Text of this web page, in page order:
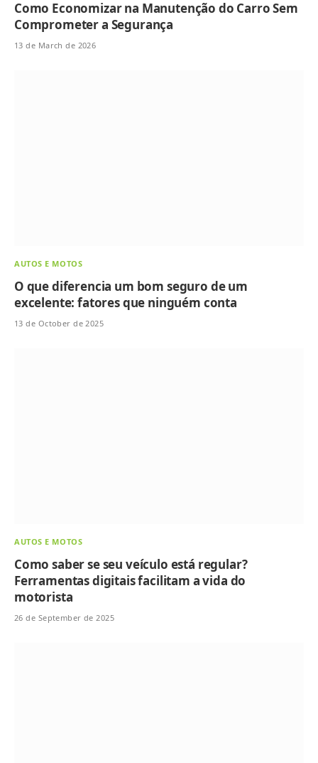
Como Economizar na Manutenção do Carro Sem
Comprometer a Segurança
13 de March de 2026
AUTOS E MOTOS
O que diferencia um bom seguro de um
excelente: fatores que ninguém conta
13 de October de 2025
AUTOS E MOTOS
Como saber se seu veículo está regular?
Ferramentas digitais facilitam a vida do
motorista
26 de September de 2025